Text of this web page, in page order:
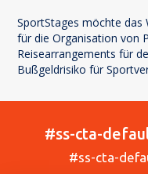
SportStages möchte
für die Organisation von
Reisearrangements für
Bußgeldrisiko für
#ss-cta-
#ss-cta-